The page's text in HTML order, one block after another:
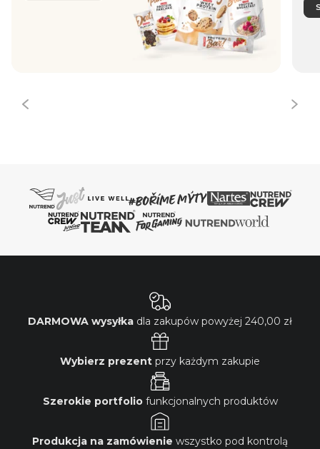
DARMOWA wysyłka dla zakupów powyżej 240,00 zł
Wybierz prezent przy każdym zakupie
Szerokie portfoliofunkcjonalnych produktów
Produkcja na zamówienie wszystko pod kontrolą